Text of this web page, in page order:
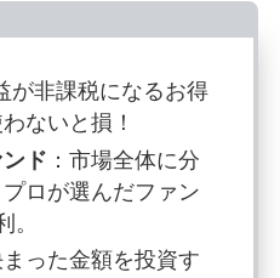
が非課税になるお得
ないと損！
ド ：市場全体に分
ロが選んだファン
。
まった金額を投資す